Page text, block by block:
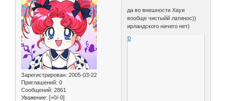
Зарегистрирован: 2005-03-22
Приглашений: 0
Сообщений: 2861
Уважение: [+0/-0]
да во внешности Хауи
вообще чистыйй латинос))
ирландского ничего нет)
0